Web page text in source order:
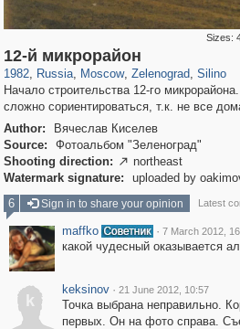
Sizes:
12-й микрорайон
1982, Russia
1,406,683 29,243
, Moscow
319,864 8,286
, Zelenograd
4,222
, Silino
Начало строительства 12-го
сложно сориентироваться, т.к. не все
Author:
Вячеслав Киселев
Source:
Фотоальбом "Зеленоград"
Shooting direction:  northeast
Watermark signature:
uploaded by
6
Sign in to share your opinion Latest
maffko · 7 March 2012,
какой чудесный оказывается
k
keksinov · 21 June 2012, 10:57
Точка выбрана неправильно.
первых. Он на фото справа.